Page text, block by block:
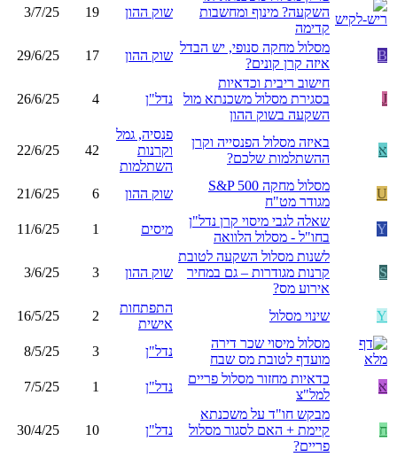
השקעה? מינוף ומחשבות
קדימה
שוק ההון 19
3/7/25
B
מסלול מחקה סנופי, יש הבדל
איזה קרן קונים?
שוק ההון 17
29/6/25
J
חישוב ריבית וכדאיות
בסגירת מסלול משכנתא מול
השקעה בשוק ההון
נדל"ן 4
26/6/25
א
באיזה מסלול הפנסייה וקרן
ההשתלמות שלכם?
פנסיה, גמל
וקרנות
השתלמות
42
22/6/25
U
מסלול מחקה S&P 500
מגודר מט"ח
שוק ההון 6
21/6/25
Y
שאלה לגבי מיסוי קרן נדל"ן
בחו"ל - מסלול הלוואה
מיסים 1
11/6/25
S
לשנות מסלול השקעה לטובת
קרנות מגודרות – גם במחיר
אירוע מס?
שוק ההון 3
3/6/25
Y שינוי מסלול
התפתחות
אישית
2
16/5/25
מסלול מיסוי שכר דירה
מועדף לטובת מס שבח
נדל"ן 3
8/5/25
א
כדאיות מחזור מסלול פריים
למל"צ
נדל"ן 1
7/5/25
ח
מבקש חו"ד על משכנתא
קיימת + האם לסגור מסלול
פריים?
נדל"ן 10
30/4/25